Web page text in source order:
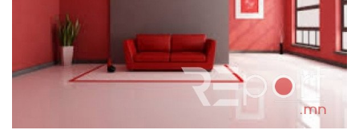
Өчигдөр согтуугаар тээврийн хэрэгсэл жолоодсон
95 хэрэг бүртгэгджээ
Хүүхдийн мөнгө, халамж, тэтгэмжийг энэ сарын 20-нд